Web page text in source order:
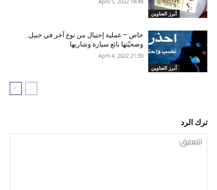
أبرز العناوين
أبرز العناوين
خاص – عملية إحتيال من نوع آخر في جبيل..
وضحيّتها بائع سيارة وشاريها
21:30 2022 ,April 4
ترك الرد